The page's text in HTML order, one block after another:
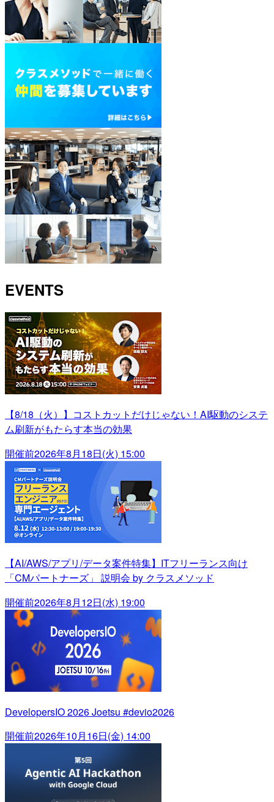
EVENTS
【8/18（火）】コストカットだけじゃない！AI駆動のシステ
ム刷新がもたらす本当の効果
開催前2026年8月18日(火) 15:00
【AI/AWS/アプリ/データ案件特集】ITフリーランス向け
「CMパートナーズ」 説明会 by クラスメソッド
開催前2026年8月12日(水) 19:00
DevelopersIO 2026 Joetsu #devio2026
開催前2026年10月16日(金) 14:00